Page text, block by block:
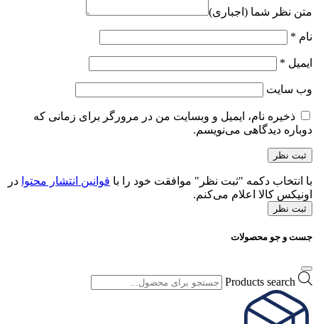
متن نظر شما (اجباری)
نام *
ایمیل *
وب‌ سایت
ذخیره نام، ایمیل و وبسایت من در مرورگر برای زمانی که
دوباره دیدگاهی می‌نویسم.
با انتخاب دکمه "ثبت نظر" موافقت خود را با قوانین انتشار محتوا در
اونیکس کالا اعلام می‌کنم.
ثبت نظر
جست و جو محصولات
Products search